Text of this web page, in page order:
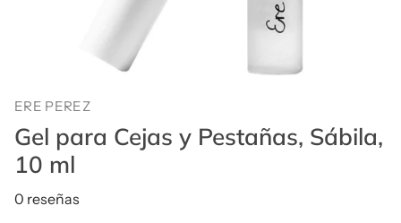
ERE PEREZ
Gel para Cejas y Pestañas, Sábila,
10 ml
0 reseñas